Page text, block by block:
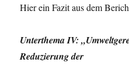
Hier ein Fazit aus dem
Unterthema IV:
Reduzierung der